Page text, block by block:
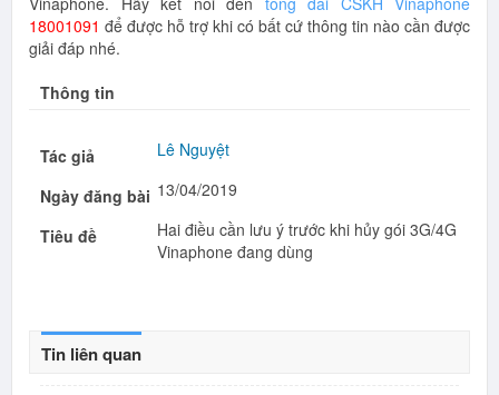
18001091 để được hỗ trợ khi có bất cứ thông tin nào cần được
giải đáp nhé.
Thông tin
Tác giả Lê Nguyệt
Ngày đăng bài 13/04/2019
Tiêu đề
Hai điều cần lưu ý trước khi hủy gói 3G/4G
Vinaphone đang dùng
Tin liên quan